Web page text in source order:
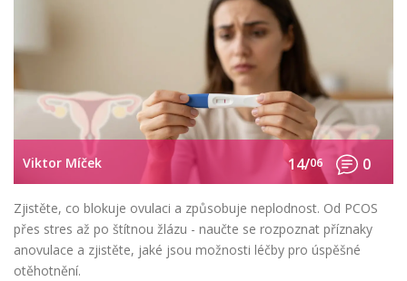
Viktor Míček 14/06 0
Zjistěte, co blokuje ovulaci a způsobuje neplodnost. Od PCOS
přes stres až po štítnou žlázu - naučte se rozpoznat příznaky
anovulace a zjistěte, jaké jsou možnosti léčby pro úspěšné
otěhotnění.